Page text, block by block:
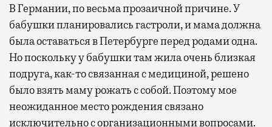
В Германии, по весьма прозаичной причине. У
бабушки планировались гастроли, и мама должна
была оставаться в Петербурге перед родами одна.
Но поскольку у бабушки там жила очень близкая
подруга, как-то связанная с медициной, решено
было взять маму рожать с собой. Поэтому мое
неожиданное место рождения связано
исключительно с организационными вопросами.